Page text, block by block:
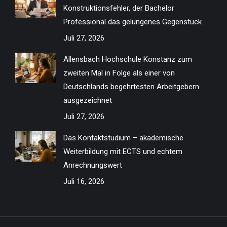
Konstruktionsfehler, der Bachelor
Professional das gelungenes Gegenstück
Juli 27, 2026
Allensbach Hochschule Konstanz zum
zweiten Mal in Folge als einer von
Deutschlands begehrtesten Arbeitgebern
ausgezeichnet
Juli 27, 2026
Das Kontaktstudium – akademische
Weiterbildung mit ECTS und echtem
Anrechnungswert
Juli 16, 2026